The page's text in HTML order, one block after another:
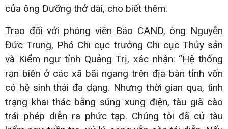
của ông Dưỡng thở dài, cho biết thêm.
Trao đổi với phóng viên Báo CAND, ông Nguyễn
Đức Trung, Phó Chi cục trưởng Chi cục Thủy sản
và Kiểm ngư tỉnh Quảng Trị, xác nhận: “Hệ thống
rạn biển ở các xã bãi ngang trên địa bàn tỉnh vốn
có hệ sinh thái đa dạng. Nhưng thời gian qua, tình
trạng khai thác bằng súng xung điện, tàu giã cào
trái phép diễn ra phức tạp. Chúng tôi đã cử tàu